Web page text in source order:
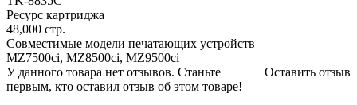
Ресурс картриджа
48,000 стр.
Совместимые модели печатающих устройств
MZ7500ci, MZ8500ci, MZ9500ci
Оставить отзыв
У данного товара нет отзывов. Станьте
первым, кто оставил отзыв об этом товаре!